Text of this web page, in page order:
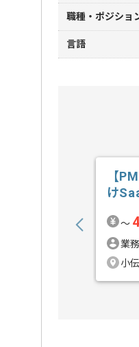
職種・ポジショ
言語
【
け
〜
業
小